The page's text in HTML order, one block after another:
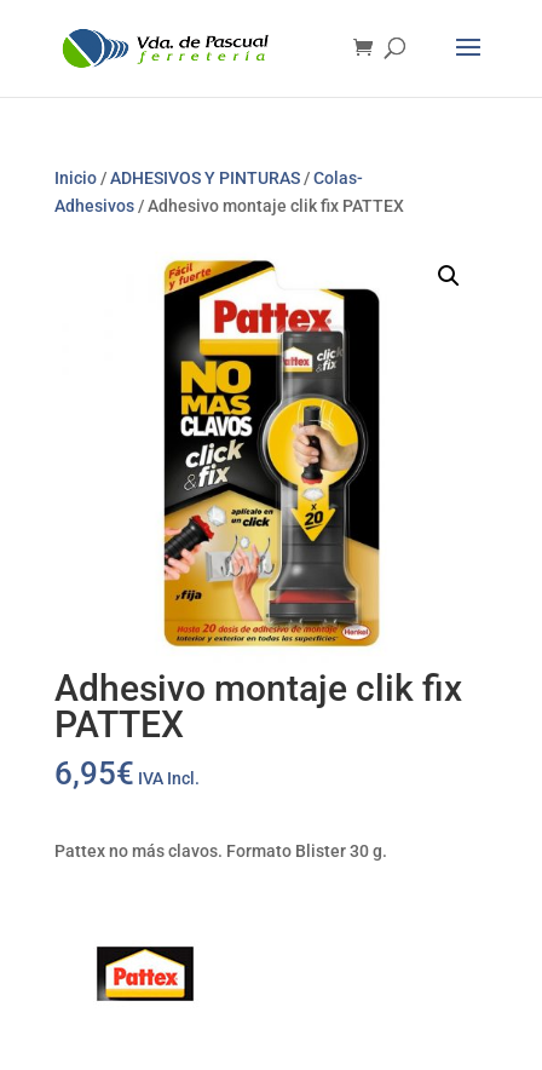
Inicio/ADHESIVOS Y PINTURAS/Colas-
Adhesivos/ Adhesivo montaje clik fix PATTEX
Adhesivo montaje clik fix
PATTEX
6,95€ IVA Incl.
Pattex no más clavos. Formato Blister 30 g.